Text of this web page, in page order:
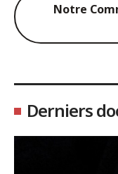
Notre
Derniers